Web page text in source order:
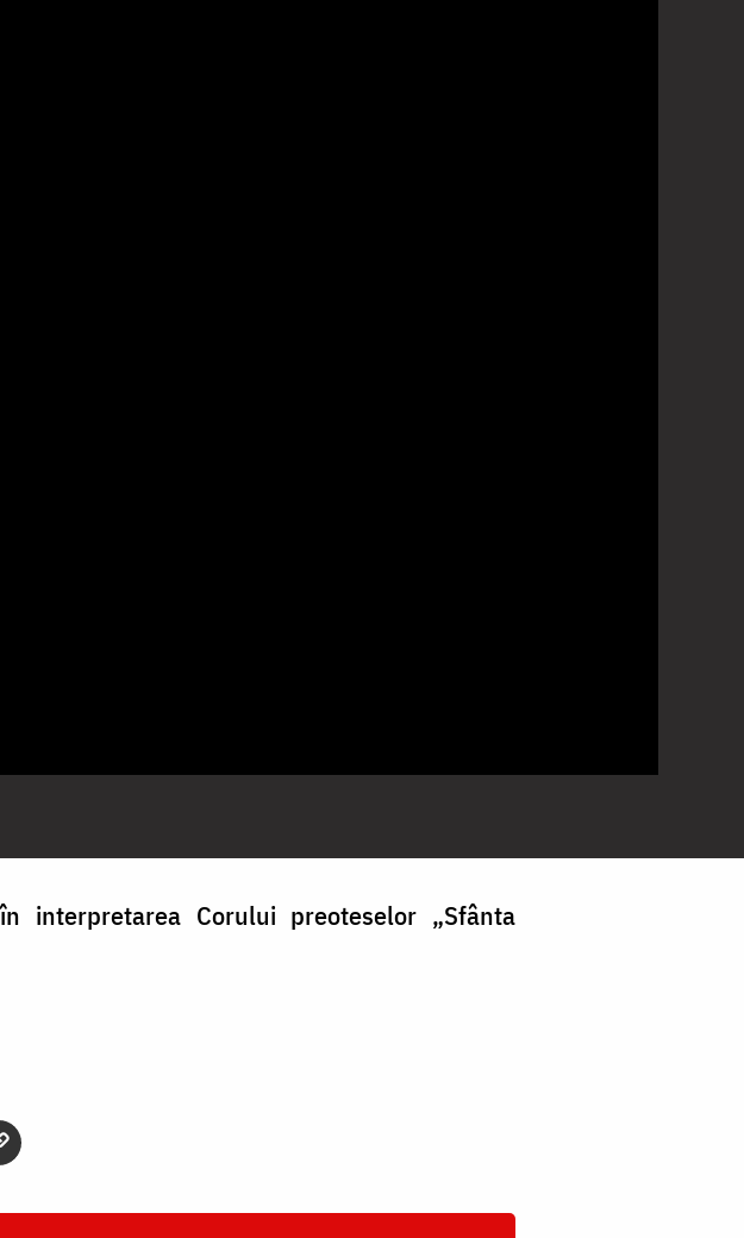
interpretarea Corului preoteselor „Sfânta